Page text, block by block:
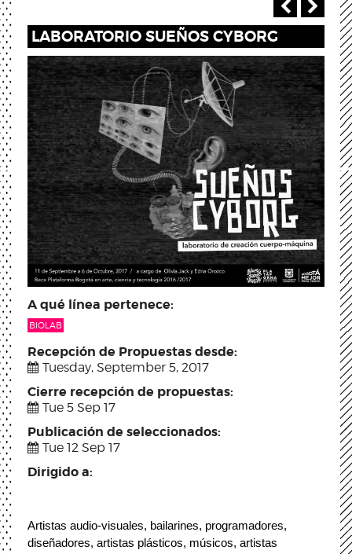
‹
LABORATORIO SUEÑOS CYBORG
A qué línea pertenece:
BIOLAB
Recepción de Propuestas desde:
Tuesday, September 5, 2017
Cierre recepción de propuestas:
Tue 5 Sep 17
Publicación de seleccionados:
Tue 12 Sep 17
Dirigido a:
Artistas audio-visuales, bailarines, programadores,
diseñadores, artistas plásticos, músicos, artistas